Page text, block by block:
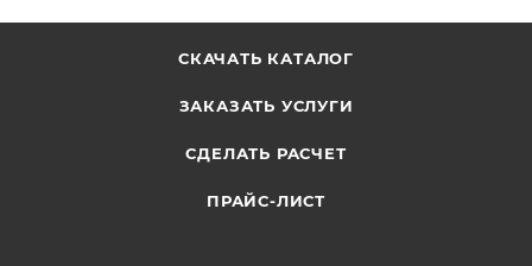
СКАЧАТЬ КАТАЛОГ
ЗАКАЗАТЬ УСЛУГИ
СДЕЛАТЬ РАСЧЕТ
ПРАЙС-ЛИСТ